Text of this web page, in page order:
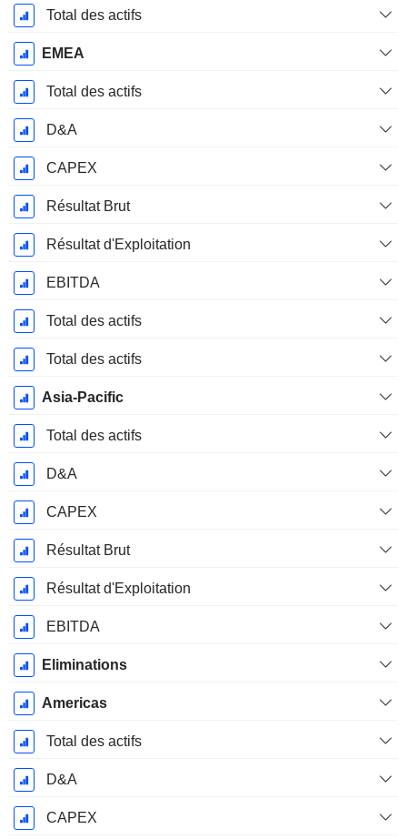
Total des actifs
EMEA
Total des actifs
D&A
CAPEX
Résultat Brut
Résultat d'Exploitation
EBITDA
Total des actifs
Total des actifs
Asia-Pacific
Total des actifs
D&A
CAPEX
Résultat Brut
Résultat d'Exploitation
EBITDA
Eliminations
Americas
Total des actifs
D&A
CAPEX